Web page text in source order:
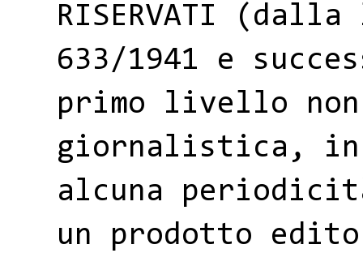
RISERVATI
633/1941 e
primo livello
giornalistica, in
alcuna
un prodotto